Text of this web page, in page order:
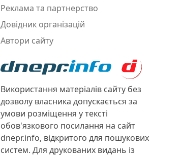
Реклама та партнерство
Довідник організацій
Автори сайту
Використання матеріалів сайту без
дозволу власника допускається за
умови розміщення у тексті
обов'язкового посилання на сайт
dnepr.info, відкритого для пошукових
систем. Для друкованих видань із